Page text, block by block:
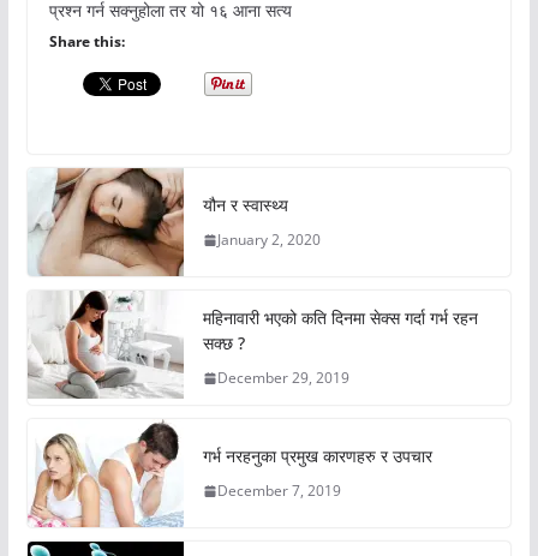
प्रश्न गर्न सक्नुहोला तर यो १६ आना सत्य
Share this:
यौन र स्वास्थ्य
January 2, 2020
महिनावारी भएको कति दिनमा सेक्स गर्दा गर्भ रहन
सक्छ ?
December 29, 2019
गर्भ नरहनुका प्रमुख कारणहरु र उपचार
December 7, 2019